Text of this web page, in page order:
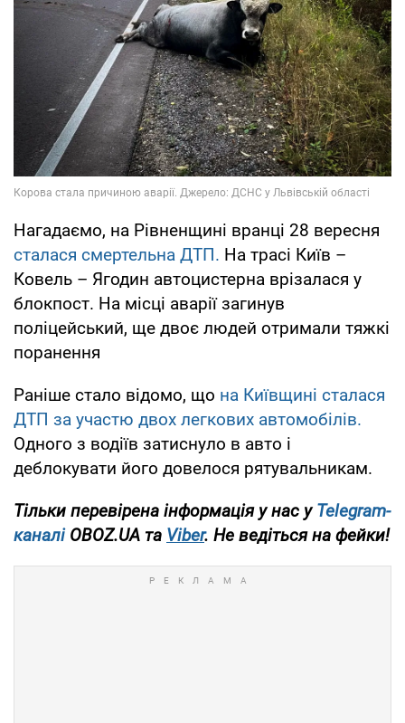
Нагадаємо, на Рівненщині вранці 28 вересня
сталася смертельна ДТП. На трасі Київ –
Ковель – Ягодин автоцистерна врізалася у
блокпост. На місці аварії загинув
поліцейський, ще двоє людей отримали тяжкі
поранення
Раніше стало відомо, що на Київщині сталася
ДТП за участю двох легкових автомобілів.
Одного з водіїв затиснуло в авто і
деблокувати його довелося рятувальникам.
Тільки перевірена інформація у нас уTelegram-
каналіOBOZ.UA та Viber. Не ведіться на фейки!